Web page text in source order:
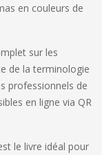
en couleurs de
sur les
de la terminologie
professionnels de
en ligne via QR
le livre idéal pour